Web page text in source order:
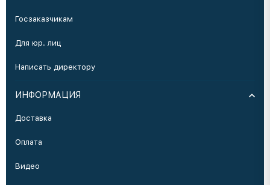
Госзаказчикам
Для юр. лиц
Написать директору
ИНФОРМАЦИЯ
Доставка
Оплата
Видео